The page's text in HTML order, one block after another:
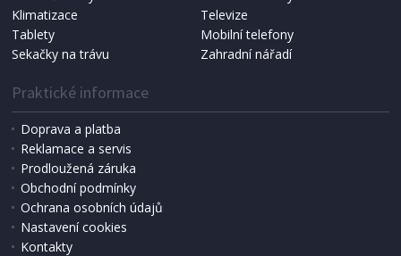
1 129 Kč
Klimatizace
Televize
Tablety
Mobilní telefony
Sekačky na trávu
Zahradní nářadí
Praktické informace
Doprava a platba
Reklamace a servis
Prodloužená záruka
Obchodní podmínky
Ochrana osobních údajů
Nastavení cookies
Kontakty